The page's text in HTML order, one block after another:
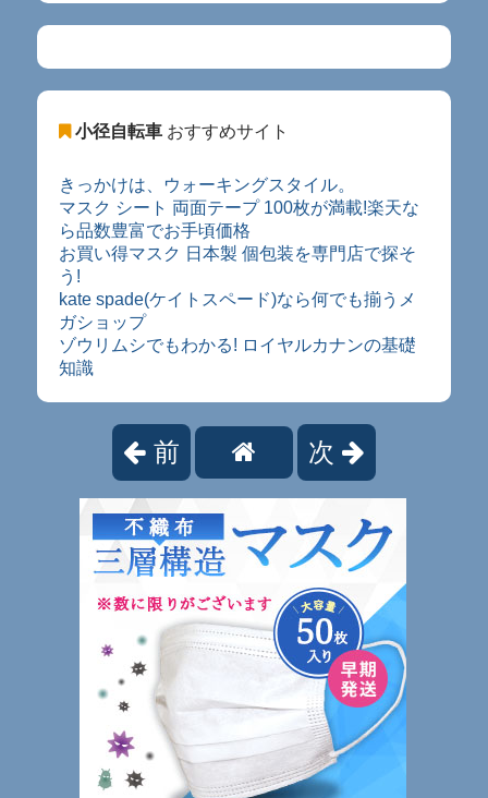
小径自転車おすすめサイト
きっかけは、ウォーキングスタイル。
マスク シート 両面テープ 100枚が満載!楽天な
ら品数豊富でお手頃価格
お買い得マスク 日本製 個包装を専門店で探そ
う!
kate spade(ケイトスペード)なら何でも揃うメ
ガショップ
ゾウリムシでもわかる! ロイヤルカナンの基礎
知識
前 次